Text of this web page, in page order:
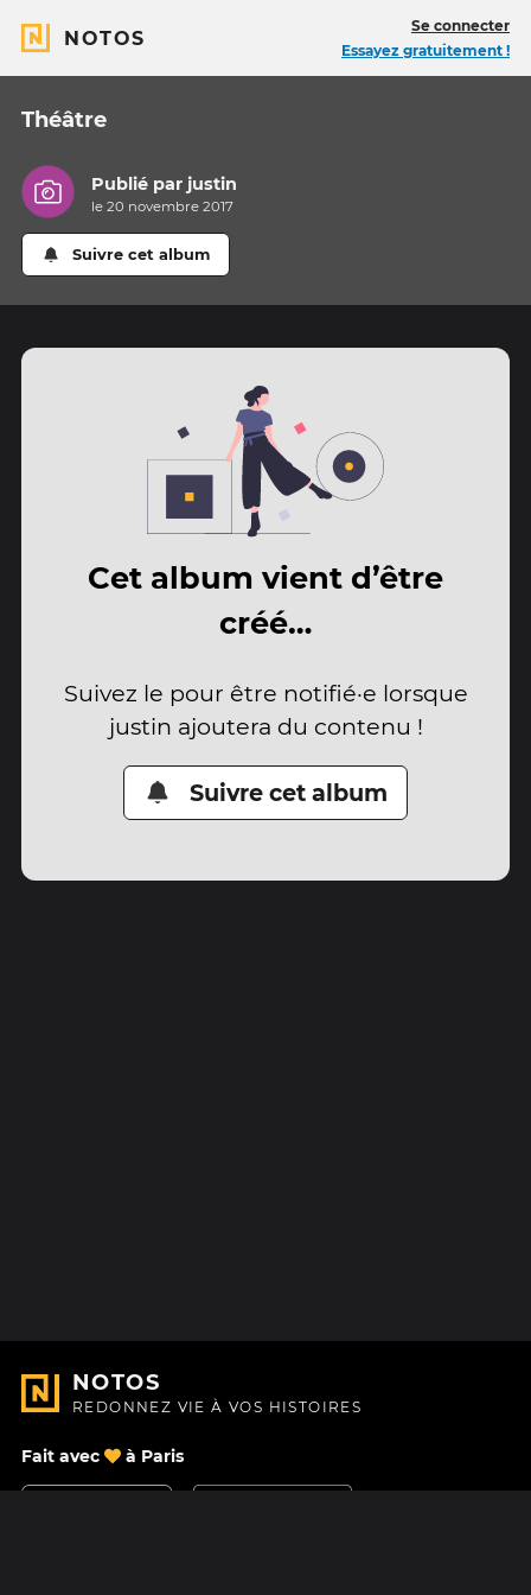
NOTOS
Se connecter
Essayez gratuitement !
Théâtre
Publié par justin
le 20 novembre 2017
Suivre cet album
Cet album vient d’être
créé…
Suivez le pour être notifié·e lorsque
justin ajoutera du contenu !
Suivre cet album
NOTOS
REDONNEZ VIE À VOS HISTOIRES
Fait avec à Paris